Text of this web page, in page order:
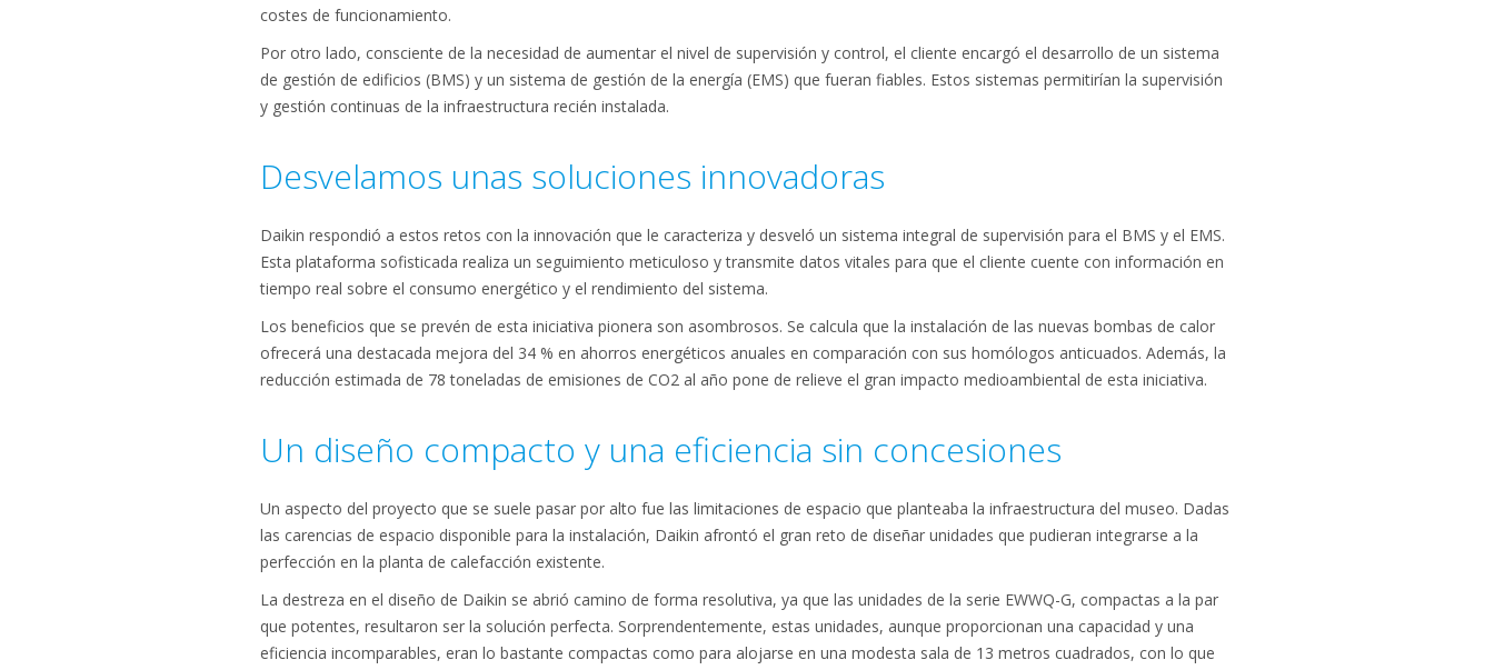
costes de funcionamiento.
Por otro lado, consciente de la necesidad de aumentar el nivel de supervisión y control, el cliente encargó el desarrollo de un sistema
de gestión de edificios (BMS) y un sistema de gestión de la energía (EMS) que fueran fiables. Estos sistemas permitirían la supervisión
y gestión continuas de la infraestructura recién instalada.
Desvelamos unas soluciones innovadoras
Daikin respondió a estos retos con la innovación que le caracteriza y desveló un sistema integral de supervisión para el BMS y el EMS.
Esta plataforma sofisticada realiza un seguimiento meticuloso y transmite datos vitales para que el cliente cuente con información en
tiempo real sobre el consumo energético y el rendimiento del sistema.
Los beneficios que se prevén de esta iniciativa pionera son asombrosos. Se calcula que la instalación de las nuevas bombas de calor
ofrecerá una destacada mejora del 34 % en ahorros energéticos anuales en comparación con sus homólogos anticuados. Además, la
reducción estimada de 78 toneladas de emisiones de CO2 al año pone de relieve el gran impacto medioambiental de esta iniciativa.
Un diseño compacto y una eficiencia sin concesiones
Un aspecto del proyecto que se suele pasar por alto fue las limitaciones de espacio que planteaba la infraestructura del museo. Dadas
las carencias de espacio disponible para la instalación, Daikin afrontó el gran reto de diseñar unidades que pudieran integrarse a la
perfección en la planta de calefacción existente.
La destreza en el diseño de Daikin se abrió camino de forma resolutiva, ya que las unidades de la serie EWWQ-G, compactas a la par
que potentes, resultaron ser la solución perfecta. Sorprendentemente, estas unidades, aunque proporcionan una capacidad y una
eficiencia incomparables, eran lo bastante compactas como para alojarse en una modesta sala de 13 metros cuadrados, con lo que